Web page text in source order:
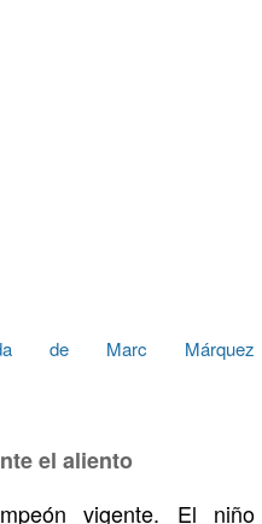
de Marc Márquez
el aliento
vigente. El niño